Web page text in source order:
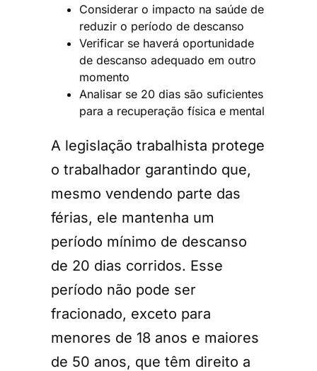
Considerar o impacto na saúde de
reduzir o período de descanso
Verificar se haverá oportunidade
de descanso adequado em outro
momento
Analisar se 20 dias são suficientes
para a recuperação física e mental
A legislação trabalhista protege
o trabalhador garantindo que,
mesmo vendendo parte das
férias, ele mantenha um
período mínimo de descanso
de 20 dias corridos. Esse
período não pode ser
fracionado, exceto para
menores de 18 anos e maiores
de 50 anos, que têm direito a